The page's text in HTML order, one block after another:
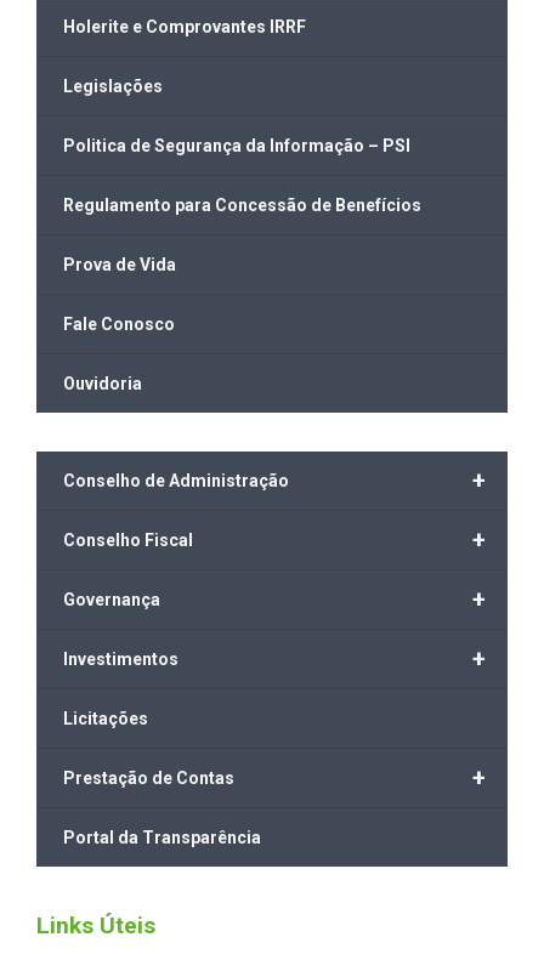
Holerite e Comprovantes IRRF
Legislações
Politica de Segurança da Informação – PSI
Regulamento para Concessão de Benefícios
Prova de Vida
Fale Conosco
Ouvidoria
+
Conselho de Administração
+
Conselho Fiscal
+
Governança
+
Investimentos
Licitações
+
Prestação de Contas
Portal da Transparência
Links Úteis